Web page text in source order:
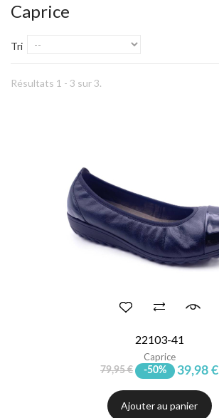
Caprice
Tri
Résultats 1 - 3 sur 3.
22103-41
Caprice
79,95 € -50% 39,98 €
Ajouter au panier